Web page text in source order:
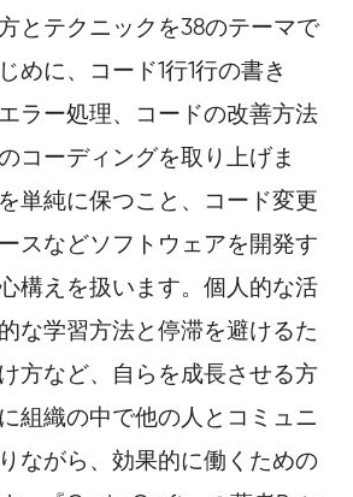
とテクニックを38のテーマで
めに、コード1行1行の書き
ラー処理、コードの改善方法
コーディングを取り上げま
単純に保つこと、コード変更
スなどソフトウェアを開発す
構えを扱います。個人的な活
な学習方法と停滞を避けるた
方など、自らを成長させる方
組織の中で他の人とコミュニ
ながら、効果的に働くための